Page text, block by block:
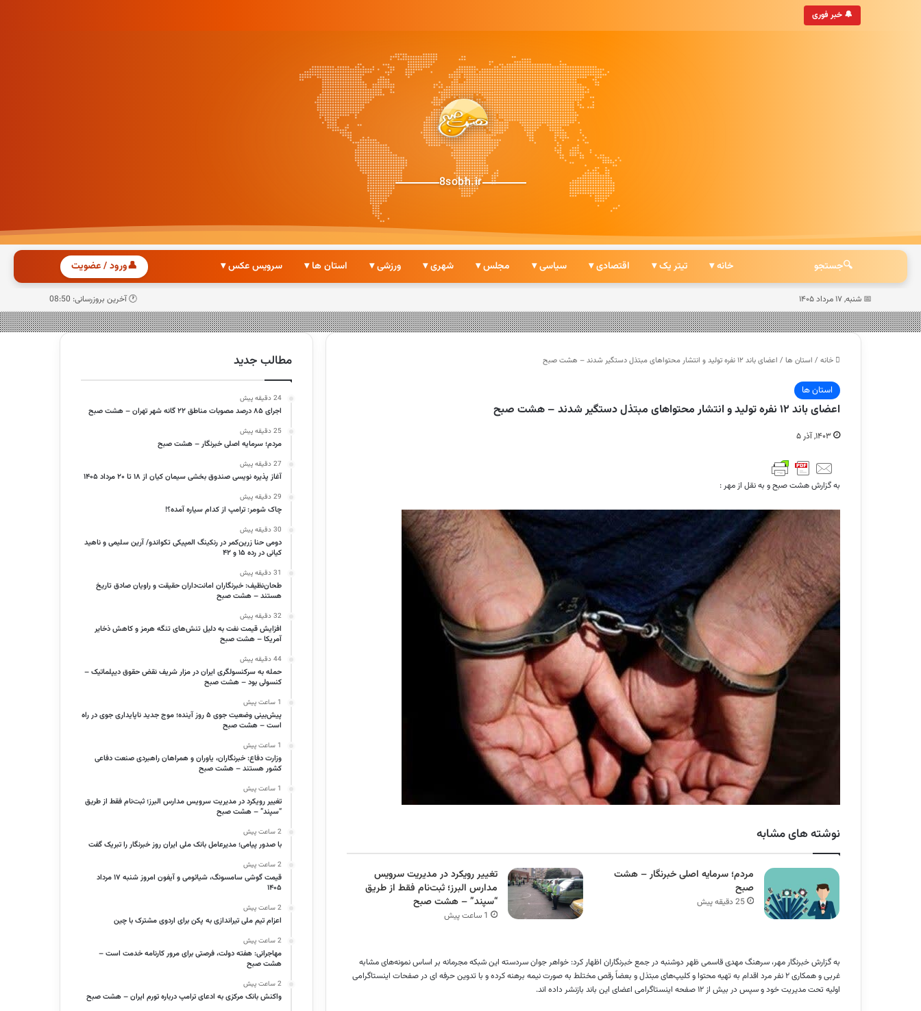
🔔 خبر فوری• به‌روزترین خبرگزاری ایرانی
8sobh.ir
🔍جستجو خانه ▾ تیتر یک ▾ اقتصادی ▾ سیاسی ▾ مجلس ▾ شهری ▾ ورزشی ▾ استان ها ▾ سرویس عکس ▾ 👤ورود / عضویت
📅 شنبه, ۱۷ مرداد ۱۴۰۵ 🕐 آخرین بروزرسانی: 08:50
خانه / استان ها / اعضای باند ۱۲ نفره تولید و انتشار محتواهای مبتذل دستگیر شدند – هشت صبح
استان ها
اعضای باند ۱۲ نفره تولید و انتشار محتواهای مبتذل دستگیر شدند – هشت صبح
۱۴۰۳, آذر ۵
به گزارش هشت صبح و به نقل از مهر :
نوشته های مشابه
مردم؛ سرمایه اصلی خبرنگار – هشت
صبح
25 دقیقه پیش
تغییر رویکرد در مدیریت سرویس
مدارس البرز؛ ثبت‌نام‌ فقط از طریق
“سپند” – هشت صبح
1 ساعت پیش
به گزارش خبرنگار مهر، سرهنگ مهدی قاسمی ظهر دوشنبه در جمع خبرنگاران اظهار کرد: خواهر جوان سردسته این شبکه مجرمانه بر اساس نمونه‌های مشابه
غربی و همکاری ۲ نفر مرد اقدام به تهیه محتوا و کلیپ‌های مبتذل و بعضاً رقص مختلط به صورت نیمه برهنه کرده و با تدوین حرفه
ای در صفحات اینستاگرامی
اولیه تحت مدیریت خود و سپس در بیش از ۱۲ صفحه اینستاگرامی اعضای این باند بازنشر داده
اند.
مطالب جدید
24 دقیقه پیش
اجرای ۸۵ درصد مصوبات مناطق ۲۲ گانه شهر تهران – هشت صبح
25 دقیقه پیش
مردم؛ سرمایه اصلی خبرنگار – هشت صبح
27 دقیقه پیش
آغاز پذیره نویسی صندوق بخشی سیمان کیان از ۱۸ تا ۲۰ مرداد ۱۴۰۵
29 دقیقه پیش
چاک شومر: ترامپ از کدام سیاره آمده؟!
30 دقیقه پیش
دومی حنا زرین‌کمر در رنکینگ المپیکی تکواندو/ آرین سلیمی و ناهید
کیانی در رده ۱۵ و ۴۲
31 دقیقه پیش
طحان‌نظیف: خبرنگاران امانت‌داران حقیقت و راویان صادق تاریخ‌
هستند – هشت صبح
32 دقیقه پیش
افزایش قیمت نفت به دلیل تنش‌های تنگه هرمز و کاهش ذخایر
آمریکا – هشت صبح
44 دقیقه پیش
حمله به سرکنسولگری ایران در مزار شریف نقض حقوق دیپلماتیک –
کنسولی بود – هشت صبح
1 ساعت پیش
پیش‌بینی وضعیت جوی ۵ روز آینده؛ موج جدید ناپایداری جوی در راه
است – هشت صبح
1 ساعت پیش
وزارت دفاع: خبرنگاران، یاوران و همراهان راهبردی صنعت دفاعی
کشور هستند – هشت صبح
1 ساعت پیش
تغییر رویکرد در مدیریت سرویس مدارس البرز؛ ثبت‌نام‌ فقط از طریق
“سپند” – هشت صبح
2 ساعت پیش
با صدور پیامی؛ مدیرعامل بانک ملی ایران روز خبرنگار را تبریک گفت
2 ساعت پیش
قیمت گوشی سامسونگ، شیائومی و آیفون امروز شنبه ۱۷ مرداد
۱۴۰۵
2 ساعت پیش
اعزام تیم ملی تیراندازی به پکن برای اردوی مشترک با چین
2 ساعت پیش
مهاجرانی: هفته دولت، فرصتی برای مرور کارنامه خدمت است –
هشت صبح
2 ساعت پیش
واکنش بانک مرکزی به ادعای ترامپ درباره تورم ایران – هشت صبح